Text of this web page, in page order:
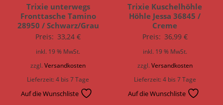
Trixie unterwegs
Fronttasche Tamino
28950 / Schwarz/Grau
Preis: 33,24€
inkl. 19 % MwSt.
zzgl.Versandkosten
Lieferzeit:4 bis 7 Tage
Auf die Wunschliste
Trixie Kuschelhöhle
Höhle Jessa 36845 /
Creme
Preis: 36,99 €
inkl. 19 % MwSt.
zzgl. Versandkosten
Lieferzeit:4 bis 7 Tage
Auf die Wunschliste